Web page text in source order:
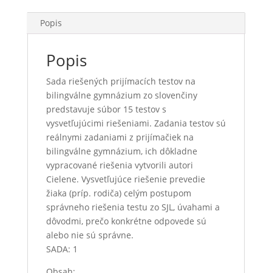
Popis
Popis
Sada riešených prijímacích testov na
bilingválne gymnázium zo slovenčiny
predstavuje súbor 15 testov s
vysvetľujúcimi riešeniami. Zadania testov sú
reálnymi zadaniami z prijímačiek na
bilingválne gymnázium, ich dôkladne
vypracované riešenia vytvorili autori
Cielene. Vysvetľujúce riešenie prevedie
žiaka (príp. rodiča) celým postupom
správneho riešenia testu zo SJL, úvahami a
dôvodmi, prečo konkrétne odpovede sú
alebo nie sú správne.
SADA: 1